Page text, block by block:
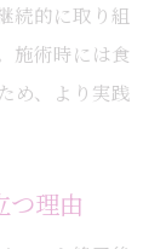
続的に取り組
施術時には食
め、より実践
つ理由